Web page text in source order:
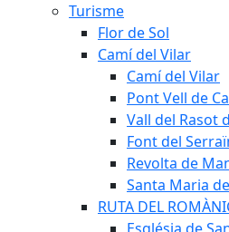
Turisme
Flor de Sol
Camí del Vilar
Camí del Vilar
Pont Vell de
Vall del Rasot
Font del
Revolta de
Santa Maria
RUTA DEL